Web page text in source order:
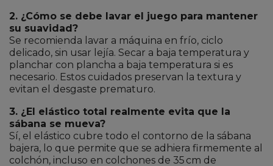
2. ¿Cómo se debe lavar el juego para mantener
su suavidad?
Se recomienda lavar a máquina en frío, ciclo
delicado, sin usar lejía. Secar a baja temperatura y
planchar con plancha a baja temperatura si es
necesario. Estos cuidados preservan la textura y
evitan el desgaste prematuro.
3. ¿El elástico total realmente evita que la
sábana se mueva?
Sí, el elástico cubre todo el contorno de la sábana
bajera, lo que permite que se adhiera firmemente al
colchón, incluso en colchones de 35 cm de